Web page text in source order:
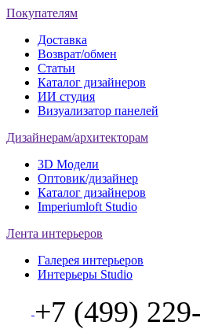
Покупателям
Доставка
Возврат/обмен
Статьи
Каталог дизайнеров
ИИ студия
Визуализатор панелей
Дизайнерам/архитекторам
3D Модели
Оптовик/дизайнер
Каталог дизайнеров
Imperiumloft Studio
Лента интерьеров
Галерея интерьеров
Интерьеры Studio
+7 (499)